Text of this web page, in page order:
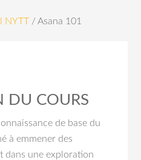
NYTT / Asana 101
DU COURS
de base du
à emmener des
dans une exploration